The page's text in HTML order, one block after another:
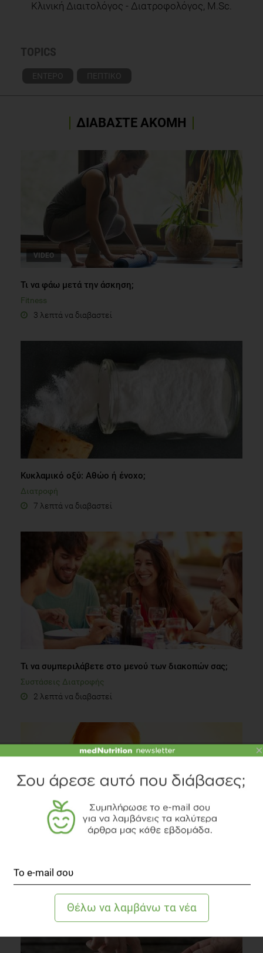
Κλινική Διαιτολόγος - Διατροφολόγος, M.Sc.
TOPICS
ΕΝΤΕΡΟ ΠΕΠΤΙΚΟ
ΔΙΑΒΑΣΤΕ ΑΚΟΜΗ
VIDEO
Τι να φάω μετά την άσκηση;
Fitness
3 λεπτά να διαβαστεί
Κυκλαμικό οξύ: Αθώο ή ένοχο;
Διατροφή
7 λεπτά να διαβαστεί
Τι να συμπεριλάβετε στο μενού των διακοπών σας;
Συστάσεις Διατροφής
2 λεπτά να διαβαστεί
QUIZ
Συστάσεις Διατροφής
1 λεπτό να διαβαστεί
×